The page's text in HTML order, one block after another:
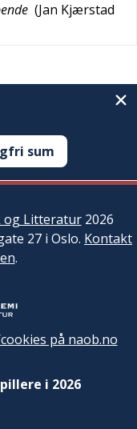
(Jan Kjærstad
sum
og Litteratur2026
27 i Oslo. Kontakt
.
på naob.no
i 2026